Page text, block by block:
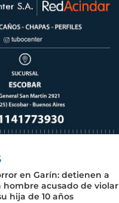
en Garín: detienen a
hombre acusado de violar
hija de 10 años